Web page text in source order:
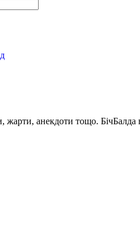
анекдоти тощо. БічБалда